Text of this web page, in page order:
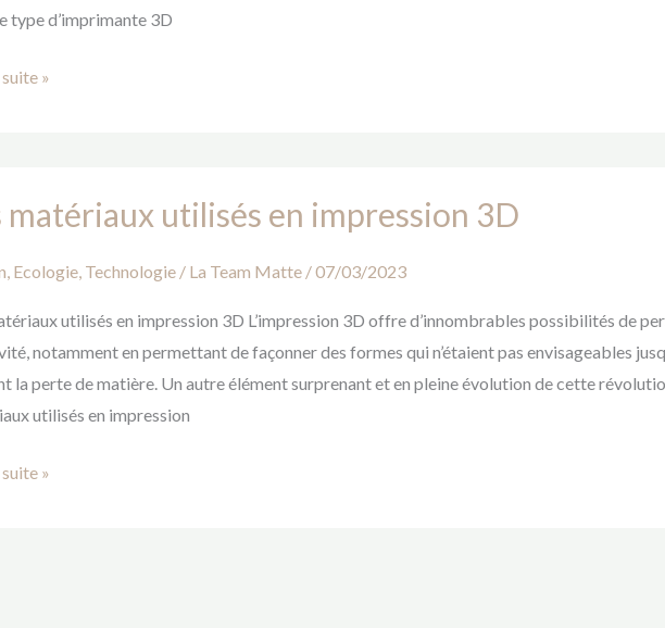
type d’imprimante 3D
»
matériaux utilisés en impression 3D
, Ecologie, Technologie / La Team Matte /07/03/2023
utilisés en impression 3D L’impression 3D offre d’innombrables possibilités de
notamment en permettant de façonner des formes qui n’étaient pas envisageables
la perte de matière. Un autre élément surprenant et en pleine évolution de cette
utilisés en impression
»